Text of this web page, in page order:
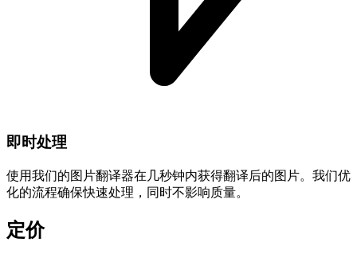
即时处理
使用我们的图片翻译器在几秒钟内获得翻译后的图片。我们优
化的流程确保快速处理，同时不影响质量。
定价